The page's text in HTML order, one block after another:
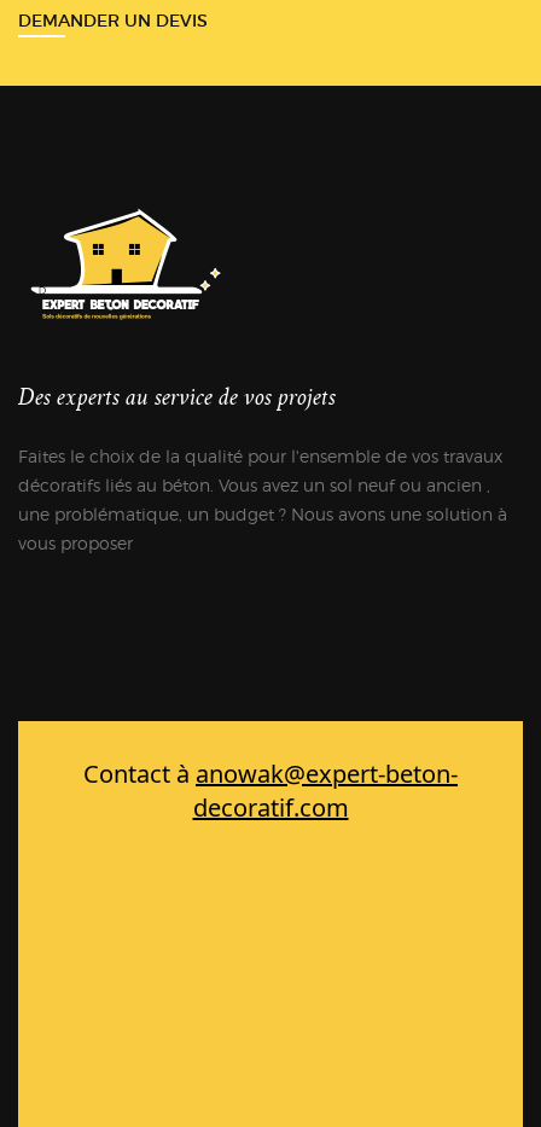
DEMANDER UN DEVIS
Des experts au service de vos projets
Faites le choix de la qualité pour l'ensemble de vos travaux
décoratifs liés au béton. Vous avez un sol neuf ou ancien ,
une problématique, un budget ? Nous avons une solution à
vous proposer